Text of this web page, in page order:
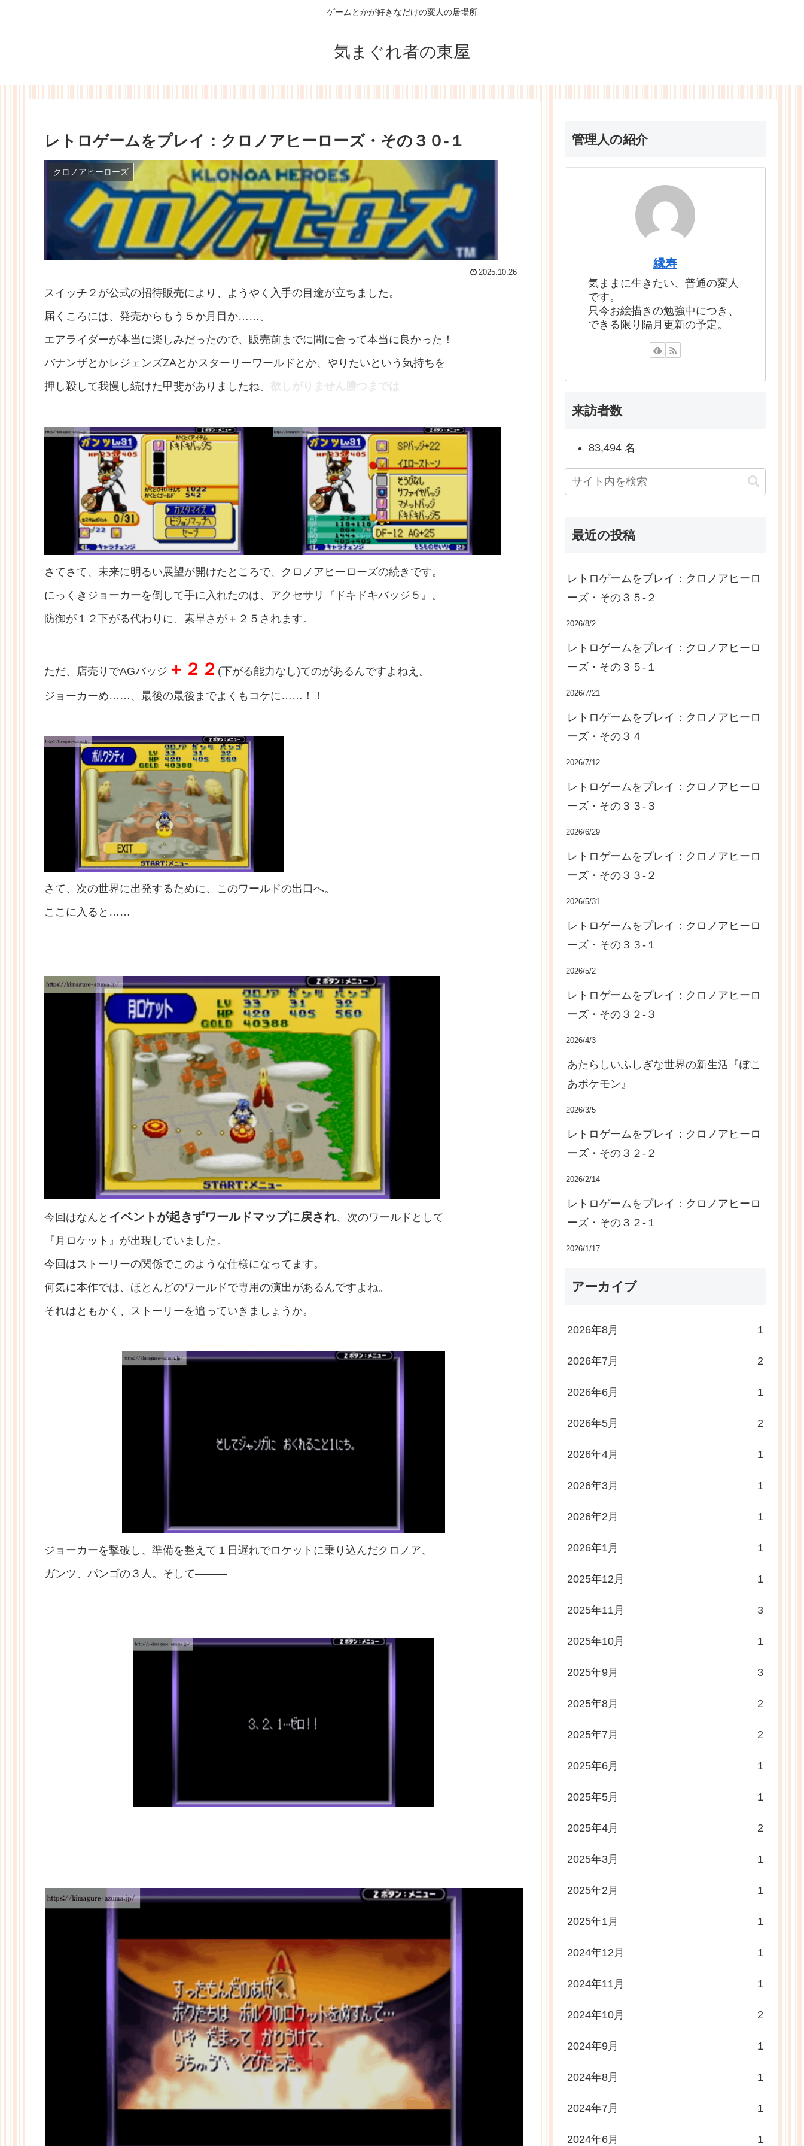
ゲームとかが好きなだけの変人の居場所
気まぐれ者の東屋
レトロゲームをプレイ：クロノアヒーローズ・その３０-１
クロノアヒーローズ
2025.10.26
スイッチ２が公式の招待販売により、ようやく入手の目途が立ちました。
届くころには、発売からもう５か月目か……。
エアライダーが本当に楽しみだったので、販売前までに間に合って本当に良かった！
バナンザとかレジェンズZAとかスターリーワールドとか、やりたいという気持ちを
押し殺して我慢し続けた甲斐がありましたね。
さてさて、未来に明るい展望が開けたところで、クロノアヒーローズの続きです。
にっくきジョーカーを倒して手に入れたのは、アクセサリ『ドキドキバッジ５』。
防御が１２下がる代わりに、素早さが＋２５されます。
ただ、店売りでAGバッジ ＋２２ (下がる能力なし)てのがあるんですよねえ。
ジョーカーめ……、最後の最後までよくもコケに……！！
さて、次の世界に出発するために、このワールドの出口へ。
ここに入ると……
今回はなんと イベントが起きずワールドマップに戻され、次のワールドとして
『月ロケット』が出現していました。
今回はストーリーの関係でこのような仕様になってます。
何気に本作では、ほとんどのワールドで専用の演出があるんですよね。
それはともかく、ストーリーを追っていきましょうか。
ジョーカーを撃破し、準備を整えて１日遅れでロケットに乗り込んだクロノア、
ガンツ、パンゴの３人。そして———
管理人の紹介
縁寿
気ままに生きたい、普通の変人
です。
只今お絵描きの勉強中につき、
できる限り隔月更新の予定。
来訪者数
83,494 名
最近の投稿
レトロゲームをプレイ：クロノアヒーロ
ーズ・その３５-２
2026/8/2
レトロゲームをプレイ：クロノアヒーロ
ーズ・その３５-１
2026/7/21
レトロゲームをプレイ：クロノアヒーロ
ーズ・その３４
2026/7/12
レトロゲームをプレイ：クロノアヒーロ
ーズ・その３３-３
2026/6/29
レトロゲームをプレイ：クロノアヒーロ
ーズ・その３３-２
2026/5/31
レトロゲームをプレイ：クロノアヒーロ
ーズ・その３３-１
2026/5/2
レトロゲームをプレイ：クロノアヒーロ
ーズ・その３２-３
2026/4/3
あたらしいふしぎな世界の新生活『ぽこ
あポケモン』
2026/3/5
レトロゲームをプレイ：クロノアヒーロ
ーズ・その３２-２
2026/2/14
レトロゲームをプレイ：クロノアヒーロ
ーズ・その３２-１
2026/1/17
アーカイブ
2026年8月 1
2026年7月 2
2026年6月 1
2026年5月 2
2026年4月 1
2026年3月 1
2026年2月 1
2026年1月 1
2025年12月 1
2025年11月 3
2025年10月 1
2025年9月 3
2025年8月 2
2025年7月 2
2025年6月 1
2025年5月 1
2025年4月 2
2025年3月 1
2025年2月 1
2025年1月 1
2024年12月 1
2024年11月 1
2024年10月 2
2024年9月 1
2024年8月 1
2024年7月 1
2024年6月 1